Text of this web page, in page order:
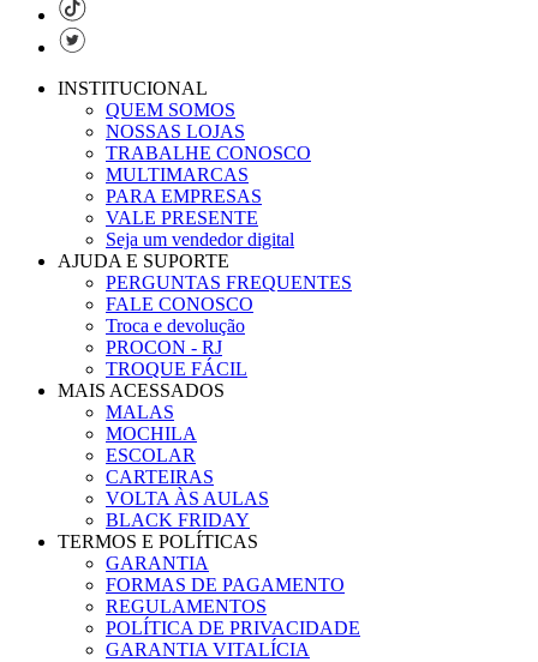
INSTITUCIONAL
QUEM SOMOS
NOSSAS LOJAS
TRABALHE CONOSCO
MULTIMARCAS
PARA EMPRESAS
VALE PRESENTE
Seja um vendedor digital
AJUDA E SUPORTE
PERGUNTAS FREQUENTES
FALE CONOSCO
Troca e devolução
PROCON - RJ
TROQUE FÁCIL
MAIS ACESSADOS
MALAS
MOCHILA
ESCOLAR
CARTEIRAS
VOLTA ÀS AULAS
BLACK FRIDAY
TERMOS E POLÍTICAS
GARANTIA
FORMAS DE PAGAMENTO
REGULAMENTOS
POLÍTICA DE PRIVACIDADE
GARANTIA VITALÍCIA